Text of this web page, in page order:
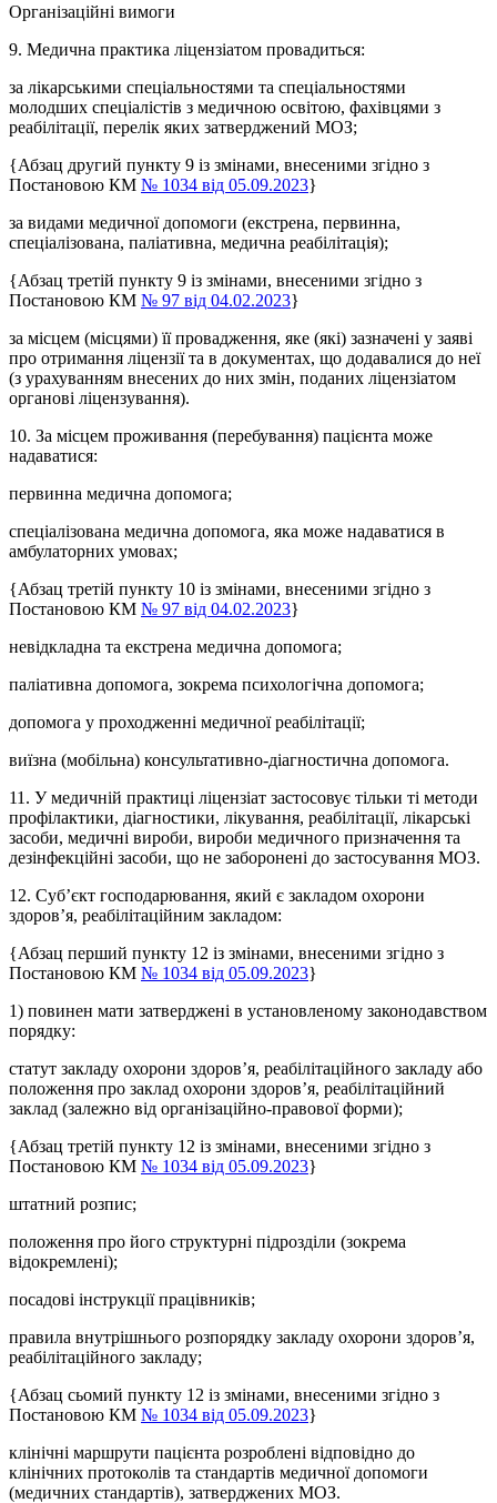
Організаційні вимоги
9. Медична практика ліцензіатом провадиться:
за лікарськими спеціальностями та спеціальностями
молодших спеціалістів з медичною освітою, фахівцями з
реабілітації, перелік яких затверджений МОЗ;
{Абзац другий пункту 9 із змінами, внесеними згідно з
Постановою КМ № 1034 від 05.09.2023}
за видами медичної допомоги (екстрена, первинна,
спеціалізована, паліативна, медична реабілітація);
{Абзац третій пункту 9 із змінами, внесеними згідно з
Постановою КМ № 97 від 04.02.2023}
за місцем (місцями) її провадження, яке (які) зазначені у заяві
про отримання ліцензії та в документах, що додавалися до неї
(з урахуванням внесених до них змін, поданих ліцензіатом
органові ліцензування).
10. За місцем проживання (перебування) пацієнта може
надаватися:
первинна медична допомога;
спеціалізована медична допомога, яка може надаватися в
амбулаторних умовах;
{Абзац третій пункту 10 із змінами, внесеними згідно з
Постановою КМ № 97 від 04.02.2023}
невідкладна та екстрена медична допомога;
паліативна допомога, зокрема психологічна допомога;
допомога у проходженні медичної реабілітації;
виїзна (мобільна) консультативно-діагностична допомога.
11. У медичній практиці ліцензіат застосовує тільки ті методи
профілактики, діагностики, лікування, реабілітації, лікарські
засоби, медичні вироби, вироби медичного призначення та
дезінфекційні засоби, що не заборонені до застосування МОЗ.
12. Суб’єкт господарювання, який є закладом охорони
здоров’я, реабілітаційним закладом:
{Абзац перший пункту 12 із змінами, внесеними згідно з
Постановою КМ № 1034 від 05.09.2023}
1) повинен мати затверджені в установленому законодавством
порядку:
статут закладу охорони здоров’я, реабілітаційного закладу або
положення про заклад охорони здоров’я, реабілітаційний
заклад (залежно від організаційно-правової форми);
{Абзац третій пункту 12 із змінами, внесеними згідно з
Постановою КМ № 1034 від 05.09.2023}
штатний розпис;
положення про його структурні підрозділи (зокрема
відокремлені);
посадові інструкції працівників;
правила внутрішнього розпорядку закладу охорони здоров’я,
реабілітаційного закладу;
{Абзац сьомий пункту 12 із змінами, внесеними згідно з
Постановою КМ № 1034 від 05.09.2023}
клінічні маршрути пацієнта розроблені відповідно до
клінічних протоколів та стандартів медичної допомоги
(медичних стандартів), затверджених МОЗ.